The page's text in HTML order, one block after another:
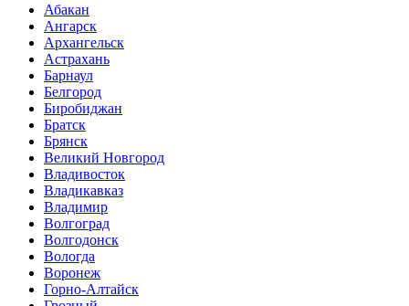
Абакан
Ангарск
Архангельск
Астрахань
Барнаул
Белгород
Биробиджан
Братск
Брянск
Великий Новгород
Владивосток
Владикавказ
Владимир
Волгоград
Волгодонск
Вологда
Воронеж
Горно-Алтайск